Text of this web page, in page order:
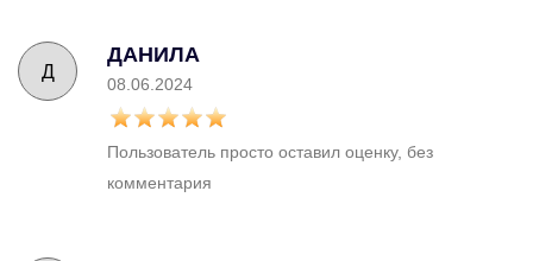
Д
ДАНИЛА
08.06.2024
Пользователь просто оставил оценку, без
комментария